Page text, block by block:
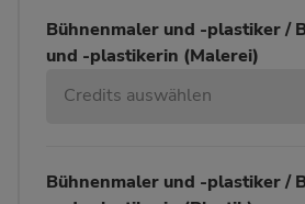
Bühnenmaler und -plastiker /
und -plastikerin (Malerei)
Credits auswählen
Bühnenmaler und -plastiker /